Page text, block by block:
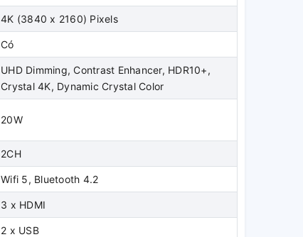
4K (3840 x 2160) Pixels
Có
UHD Dimming, Contrast Enhancer, HDR10+,
Crystal 4K, Dynamic Crystal Color
20W
2CH
Wifi 5, Bluetooth 4.2
3 x HDMI
2 x USB